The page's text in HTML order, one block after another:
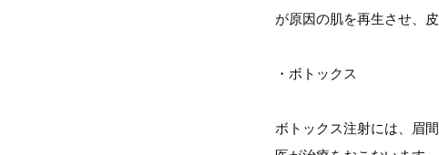
が原因の肌を再生させ、
・ボトックス
ボトックス注射には、眉